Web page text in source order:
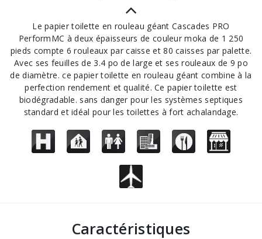
Le papier toilette en rouleau géant Cascades PRO
PerformMC à deux épaisseurs de couleur moka de 1 250
pieds compte 6 rouleaux par caisse et 80 caisses par palette.
Avec ses feuilles de 3.4 po de large et ses rouleaux de 9 po
de diamètre. ce papier toilette en rouleau géant combine à la
perfection rendement et qualité. Ce papier toilette est
biodégradable. sans danger pour les systèmes septiques
standard et idéal pour les toilettes à fort achalandage.
Caractéristiques